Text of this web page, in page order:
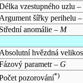
vzestupného uzlu –
Argument šířky perihelu
Střední anomálie – M
Absolutní hvězdná
parametr – G
pozorování*)